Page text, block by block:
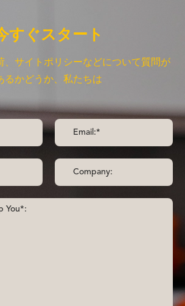
すぐスタート
、サイトポリシーなどについて質問が
るかどうか、私たちは